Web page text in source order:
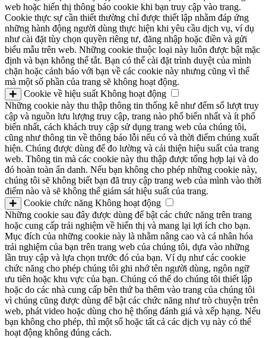
web hoặc hiển thị thông báo cookie khi bạn truy cập vào trang.
Cookie thực sự cần thiết thường chỉ được thiết lập nhằm đáp ứng
những hành động người dùng thực hiện khi yêu cầu dịch vụ, ví dụ
như cài đặt tùy chọn quyền riêng tư, đăng nhập hoặc điền và gửi
biểu mẫu trên web. Những cookie thuộc loại này luôn được bật mặc
định và bạn không thể tắt. Bạn có thể cài đặt trình duyệt của mình
chặn hoặc cảnh báo với bạn về các cookie này nhưng cũng vì thế
mà một số phần của trang sẽ không hoạt động.
Cookie về hiệu suất Không hoạt động
Những cookie này thu thập thông tin thống kê như đếm số lượt truy
cập và nguồn lưu lượng truy cập, trang nào phổ biến nhất và ít phổ
biến nhất, cách khách truy cập sử dụng trang web của chúng tôi,
cũng như thông tin về thông báo lỗi nếu có và thời điểm chúng xuất
hiện. Chúng được dùng để đo lường và cải thiện hiệu suất của trang
web. Thông tin mà các cookie này thu thập được tổng hợp lại và do
đó hoàn toàn ẩn danh. Nếu bạn không cho phép những cookie này,
chúng tôi sẽ không biết bạn đã truy cập trang web của mình vào thời
điểm nào và sẽ không thể giám sát hiệu suất của trang.
Cookie chức năng Không hoạt động
Những cookie sau đây được dùng để bật các chức năng trên trang
hoặc cung cấp trải nghiệm về hiển thị và mang lại lợi ích cho bạn.
Mục đích của những cookie này là nhằm nâng cao và cá nhân hóa
trải nghiệm của bạn trên trang web của chúng tôi, dựa vào những
lần truy cập và lựa chọn trước đó của bạn. Ví dụ như các cookie
chức năng cho phép chúng tôi ghi nhớ tên người dùng, ngôn ngữ
ưu tiên hoặc khu vực của bạn. Chúng có thể do chúng tôi thiết lập
hoặc do các nhà cung cấp bên thứ ba thêm vào trang của chúng tôi
vì chúng cũng được dùng để bật các chức năng như trò chuyện trên
web, phát video hoặc dùng cho hệ thống đánh giá và xếp hạng. Nếu
bạn không cho phép, thì một số hoặc tất cả các dịch vụ này có thể
hoạt động không đúng cách.